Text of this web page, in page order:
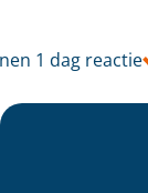
1 dag reactie